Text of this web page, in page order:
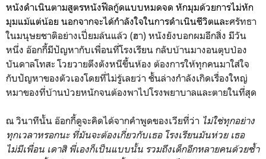
หนังดำเนินตามสูตรหนังฟีลกู้ดแบบหมดจด หักมุมด้วยการไม่หัก
มุมแม้แต่น้อย นอกจากจะได้กำลังใจในการดำเนินชีวิตและศรัทธา
ในมนุษยชาติอย่างเปี่ยมล้นแล้ว (ฮา) หนังยังบอกผมอีกสิ่ง มีวัน
หนึ่ง อ๊อกกี้มีปัญหากับเพื่อนที่โรงเรียน กลับบ้านมางอนตุบป่อง
บันดาลโทสะ โวยวายตึงตังหนีขึ้นห้อง ต้องการให้ทุกคนมาใส่ใจ
กับปัญหาของตัวเองโดยที่ไม่รู้เลยว่า ชั้นล่างกำลังเกิดเรื่องใหญ่
หมาของที่บ้านป่วยหนักจนต้องพาไปโรงพยาบาลและตายในที่สุด
ณ วินาทีนั้น อ๊อกกี้ดูจะคิดได้จากคำพูดของเวียที่ว่า ไม่ใช่ทุกอย่าง
ทุกเวลาหรอกนะ ที่มันจะต้องเกี่ยวกับเธอ โรงเรียนมันห่วย เธอ
ไม่มีเพื่อน เดาสิ พี่เองก็เป็นแบบนั้น รวมถึงเด็กอีกหลายคนด้วยซ้ำ